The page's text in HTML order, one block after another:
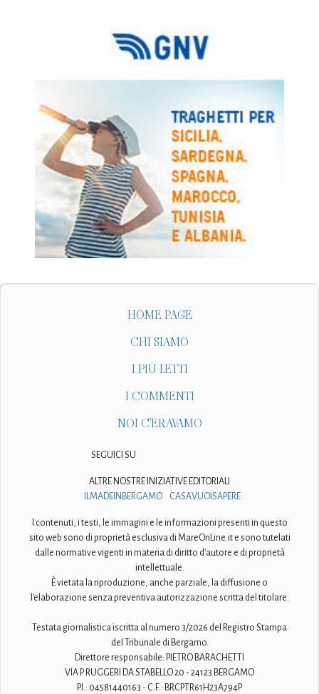
HOME PAGE
CHI SIAMO
I PIÙ LETTI
I COMMENTI
NOI C'ERAVAMO
SEGUICI SU
ALTRE NOSTRE INIZIATIVE EDITORIALI
ILMADEINBERGAMO
CASAVUOISAPERE
I contenuti, i testi, le immagini e le informazioni presenti in questo
sito web sono di proprietà esclusiva di MareOnLine.it e sono tutelati
dalle normative vigenti in materia di diritto d'autore e di proprietà
intellettuale.
È vietata la riproduzione, anche parziale, la diffusione o
l'elaborazione senza preventiva autorizzazione scritta del titolare.
Testata giornalistica iscritta al numero 3/2026 del Registro Stampa
del Tribunale di Bergamo.
Direttore responsabile: PIETRO BARACHETTI
VIA P. RUGGERI DA STABELLO 20 - 24123 BERGAMO
P.I.: 04581440163 - C.F.: BRCPTR61H23A794P